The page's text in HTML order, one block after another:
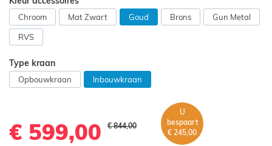
Chroom Mat Zwart Goud Brons Gun Metal
RVS
Type kraan
Opbouwkraan Inbouwkraan
€ 599,00 € 844,00
U
bespaart
€ 245,00